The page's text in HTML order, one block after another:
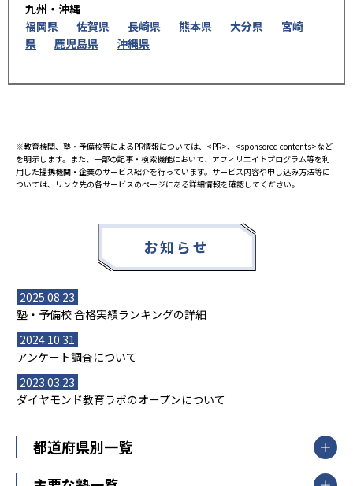
九州・沖縄
福岡県
佐賀県 長崎県 熊本県 大分県
宮崎
県
鹿児島県 沖縄県
※教育機関、塾・予備校等によるPR情報については、<PR>、<sponsored contents>など
を明示します。また、一部の記事・検索機能において、アフィリエイトプログラム等を利
用した提携機関・企業のサービス紹介を行っています。サービス内容や申し込み方法等に
ついては、リンク先の各サービスのページにある詳細情報を確認してください。
お知らせ
2025.08.23
塾・予備校 合格実績ランキングの詳細
2024.10.31
アンケート調査について
2023.03.23
ダイヤモンド教育ラボのオープンについて
都道府県別一覧